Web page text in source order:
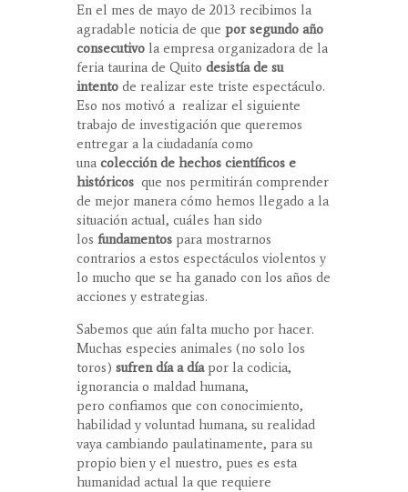
En el mes de mayo de 2013 recibimos la
agradable noticia de que por segundo año
consecutivo la empresa organizadora de la
feria taurina de Quito desistía de su
intento de realizar este triste espectáculo.
Eso nos motivó a realizar el siguiente
trabajo de investigación que queremos
entregar a la ciudadanía como
una colecciónde hechos científicos e
históricos que nos permitirán comprender
de mejor manera cómo hemos llegado a la
situación actual, cuáles han sido
los fundamentos para mostrarnos
contrarios a estos espectáculos violentos y
lo mucho que se ha ganado con los años de
acciones y estrategias.
Sabemos que aún falta mucho por hacer.
Muchas especies animales (no solo los
toros) sufren día a díapor la codicia,
ignorancia o maldad humana,
pero confiamos que con conocimiento,
habilidad y voluntad humana, su realidad
vaya cambiando paulatinamente, para su
propio bien y el nuestro, pues es esta
humanidad actual la que requiere